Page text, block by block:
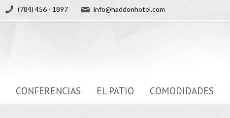
(784) 456 - 1897 info@haddonhotel.com
CONFERENCIAS EL PATIO COMODIDADES